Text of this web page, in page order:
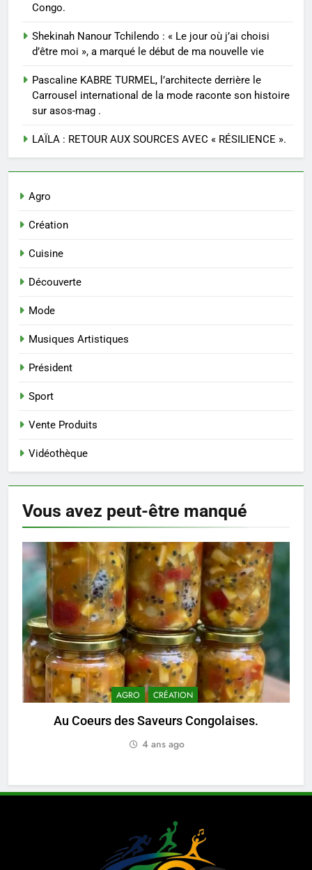
Congo.
Shekinah Nanour Tchilendo : « Le jour où j’ai choisi
d’être moi », a marqué le début de ma nouvelle vie
Pascaline KABRE TURMEL, l’architecte derrière le
Carrousel international de la mode raconte son histoire
sur asos-mag .
LAÏLA : RETOUR AUX SOURCES AVEC « RÉSILIENCE ».
Agro
Création
Cuisine
Découverte
Mode
Musiques Artistiques
Président
Sport
Vente Produits
Vidéothèque
Vous avez peut-être manqué
AGRO CRÉATION
Au Coeurs des Saveurs Congolaises.
4 ans ago